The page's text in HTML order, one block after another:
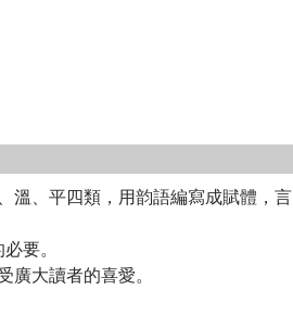
溫、平四類，用韵語編寫成賦體，言
要。
廣大讀者的喜愛。